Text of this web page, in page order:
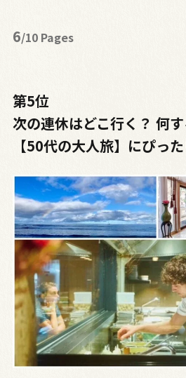
6/10 Pages
第5位
次の連休はどこ行く？ 何す
【50代の大人旅】にぴっ